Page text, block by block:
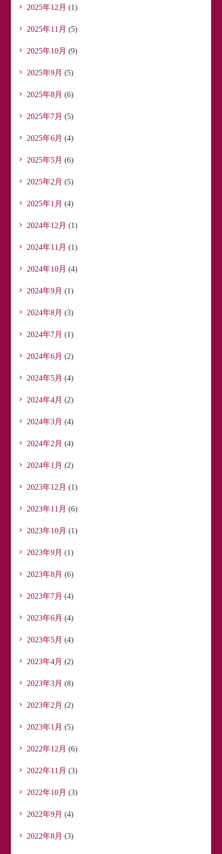
2025年12月 (1)
2025年11月 (5)
2025年10月 (9)
2025年9月 (5)
2025年8月 (6)
2025年7月 (5)
2025年6月 (4)
2025年5月 (6)
2025年2月 (5)
2025年1月 (4)
2024年12月 (1)
2024年11月 (1)
2024年10月 (4)
2024年9月 (1)
2024年8月 (3)
2024年7月 (1)
2024年6月 (2)
2024年5月 (4)
2024年4月 (2)
2024年3月 (4)
2024年2月 (4)
2024年1月 (2)
2023年12月 (1)
2023年11月 (6)
2023年10月 (1)
2023年9月 (1)
2023年8月 (6)
2023年7月 (4)
2023年6月 (4)
2023年5月 (4)
2023年4月 (2)
2023年3月 (8)
2023年2月 (2)
2023年1月 (5)
2022年12月 (6)
2022年11月 (3)
2022年10月 (3)
2022年9月 (4)
2022年8月 (3)